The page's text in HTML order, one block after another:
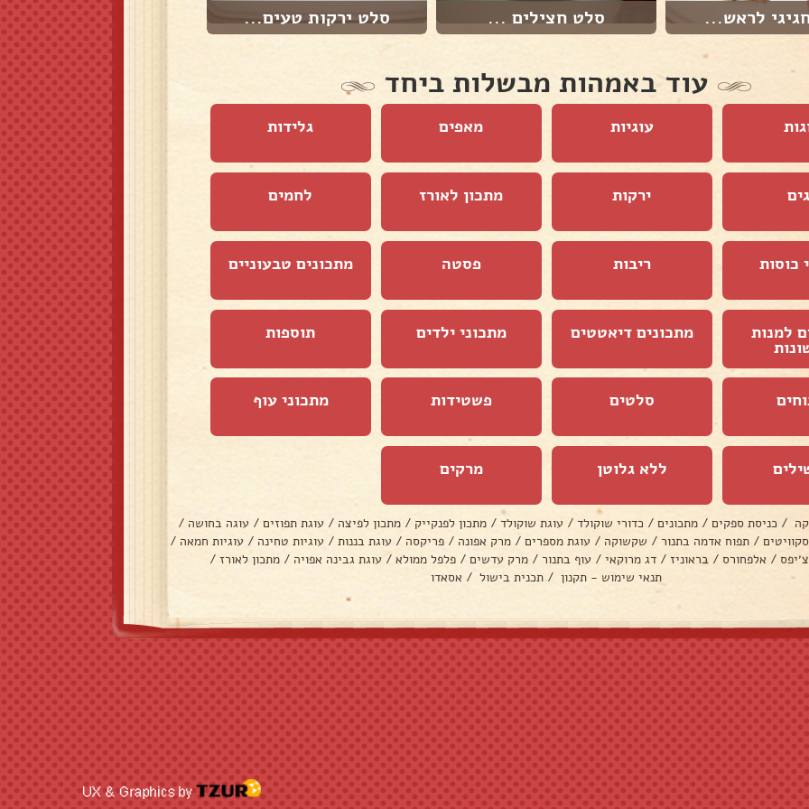
לראש... סלט חצילים ... סלט ירקות טעים...
עוד באמהות מבשלות ביחד
עוגיות מאפים גלידות
ירקות מתכון לאורז לחמים
כוסות ריבות פסטה מתכונים טבעוניים
למנות מתכונים דיאטטים מתכוני ילדים תוספות
סלטים פשטידות מתכוני עוף
ללא גלוטן מרקים
/ כניסת ספקים / מתכונים / כדורי שוקולד / עוגת שוקולד / מתכון לפנקייק / מתכון לפיצה / עוגת תפוזים / עוגה בחושה /
/ תפוח אדמה בתנור / שקשוקה / עוגת מספרים / מרק אפונה / פריקסה / עוגת בננות / עוגיות טחינה / עוגיות חמאה /
/ אלפחורס / בראוניז / דג מרוקאי / עוף בתנור / מרק עדשים / פלפל ממולא / עוגת גבינה אפויה / מתכון לאורז /
תנאי שימוש - תקנון / תכנית בישול / אסאדו